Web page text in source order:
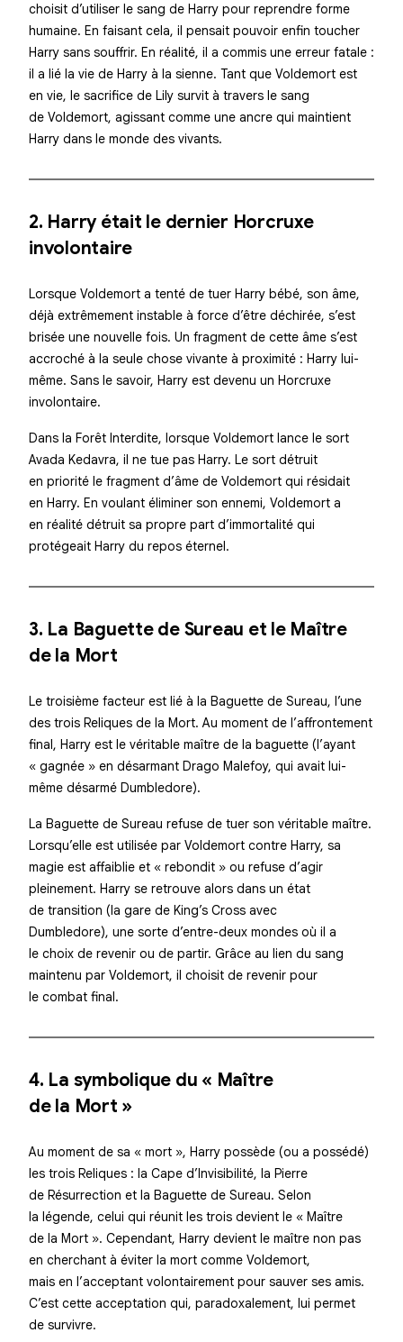
choisit d’utiliser le sang de Harry pour reprendre forme
humaine. En faisant cela, il pensait pouvoir enfin toucher
Harry sans souffrir. En réalité, il a commis une erreur fatale :
il a lié la vie de Harry à la sienne. Tant que Voldemort est
en vie, le sacrifice de Lily survit à travers le sang
de Voldemort, agissant comme une ancre qui maintient
Harry dans le monde des vivants.
2. Harry était le dernier Horcruxe
involontaire
Lorsque Voldemort a tenté de tuer Harry bébé, son âme,
déjà extrêmement instable à force d’être déchirée, s’est
brisée une nouvelle fois. Un fragment de cette âme s’est
accroché à la seule chose vivante à proximité : Harry lui-
même. Sans le savoir, Harry est devenu un Horcruxe
involontaire.
Dans la Forêt Interdite, lorsque Voldemort lance le sort
Avada Kedavra, il ne tue pas Harry. Le sort détruit
en priorité le fragment d’âme de Voldemort qui résidait
en Harry. En voulant éliminer son ennemi, Voldemort a
en réalité détruit sa propre part d’immortalité qui
protégeait Harry du repos éternel.
3. La Baguette de Sureau et le Maître
de la Mort
Le troisième facteur est lié à la Baguette de Sureau, l’une
des trois Reliques de la Mort. Au moment de l’affrontement
final, Harry est le véritable maître de la baguette (l’ayant
« gagnée » en désarmant Drago Malefoy, qui avait lui-
même désarmé Dumbledore).
La Baguette de Sureau refuse de tuer son véritable maître.
Lorsqu’elle est utilisée par Voldemort contre Harry, sa
magie est affaiblie et « rebondit » ou refuse d’agir
pleinement. Harry se retrouve alors dans un état
de transition (la gare de King’s Cross avec
Dumbledore), une sorte d’entre-deux mondes où il a
le choix de revenir ou de partir. Grâce au lien du sang
maintenu par Voldemort, il choisit de revenir pour
le combat final.
4. La symbolique du « Maître
de la Mort »
Au moment de sa « mort », Harry possède (ou a possédé)
les trois Reliques : la Cape d’Invisibilité, la Pierre
de Résurrection et la Baguette de Sureau. Selon
la légende, celui qui réunit les trois devient le « Maître
de la Mort ». Cependant, Harry devient le maître non pas
en cherchant à éviter la mort comme Voldemort,
mais en l’acceptant volontairement pour sauver ses amis.
C’est cette acceptation qui, paradoxalement, lui permet
de survivre.